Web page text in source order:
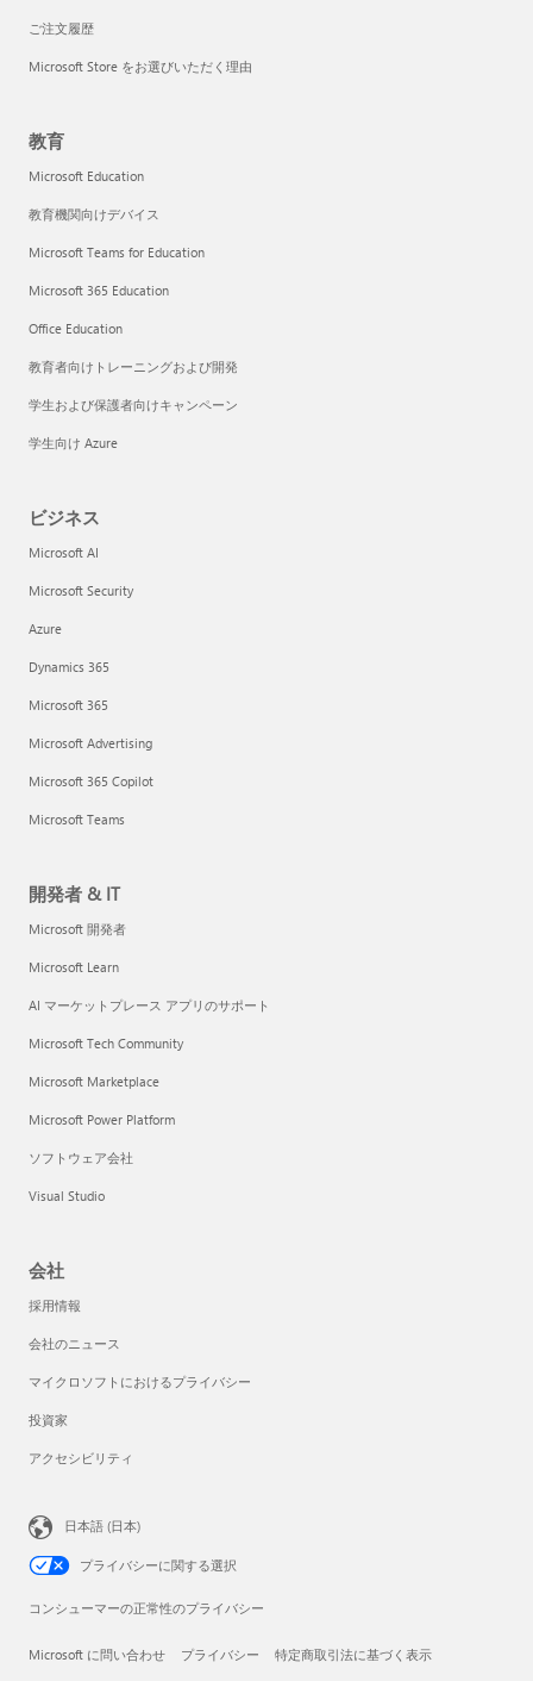
ご注文履歴
Microsoft Store をお選びいただく理由
教育
Microsoft Education
教育機関向けデバイス
Microsoft Teams for Education
Microsoft 365 Education
Office Education
教育者向けトレーニングおよび開発
学生および保護者向けキャンペーン
学生向け Azure
ビジネス
Microsoft AI
Microsoft Security
Azure
Dynamics 365
Microsoft 365
Microsoft Advertising
Microsoft 365 Copilot
Microsoft Teams
開発者 & IT
Microsoft 開発者
Microsoft Learn
AI マーケットプレース アプリのサポート
Microsoft Tech Community
Microsoft Marketplace
Microsoft Power Platform
ソフトウェア会社
Visual Studio
会社
採用情報
会社のニュース
マイクロソフトにおけるプライバシー
投資家
アクセシビリティ
日本語 (日本)
プライバシーに関する選択
コンシューマーの正常性のプライバシー
Microsoft に問い合わせ プライバシー 特定商取引法に基づく表示